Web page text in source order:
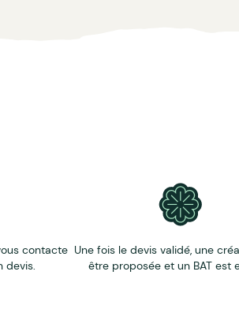
contacte
devis.
Une fois le devis validé, une
être proposée et un BAT est